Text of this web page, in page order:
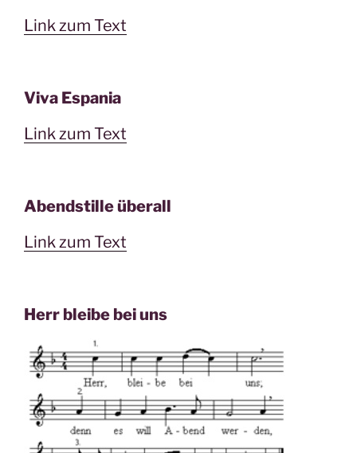
Link zum Text
Viva Espania
Link zum Text
Abendstille überall
Link zum Text
Herr bleibe bei uns